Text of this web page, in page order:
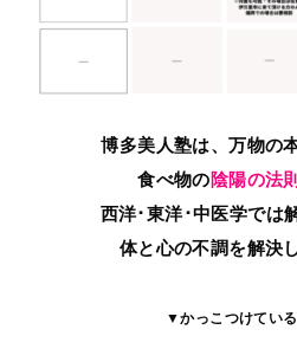
博多美人塾は、万物の
食べ物の陰陽の法則
西洋･東洋･中医学では
体と心の不調を解決
▼かっこつけてい